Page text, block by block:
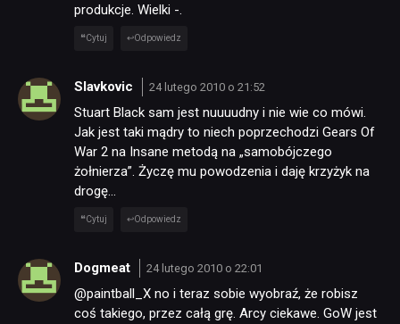
produkcje. Wielki -.
Cytuj Odpowiedz
Slavkovic 24 lutego 2010 o 21:52
Stuart Black sam jest nuuuudny i nie wie co mówi.
Jak jest taki mądry to niech poprzechodzi Gears Of
War 2 na Insane metodą na „samobójczego
żołnierza”. Życzę mu powodzenia i daję krzyżyk na
drogę…
Cytuj Odpowiedz
Dogmeat 24 lutego 2010 o 22:01
@paintball_X no i teraz sobie wyobraź, że robisz
coś takiego, przez całą grę. Arcy ciekawe. GoW jest